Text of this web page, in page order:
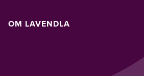
OM LAVENDLA